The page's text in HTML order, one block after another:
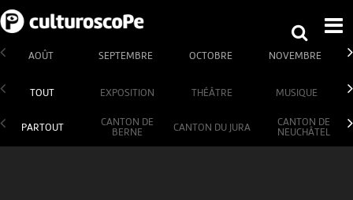
AOÛT SEPTEMBRE OCTOBRE NOVEMBRE
TOUT EXPOSITION THÉÂTRE MUSIQUE
PARTOUT
CANTON DE
BERNE
CANTON DU JURA
CANTON DE
NEUCHÂTEL